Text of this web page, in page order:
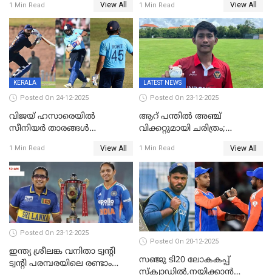
റൺസ് വിജയലക്ഷ്യമുയർത്തി
കേരളം
1 Min Read View All
മത്സരം ജയിച്ചാൽ ഇന്ത്യയ്ക്കു
പരമ്പര
1 Min Read View All
KERALA
Posted On 24-12-2025
വിജയ് ഹസാരെയിൽ
സീനിയർ താരങ്ങൾ
സച്ചിന്‍റെ റെക്കോഡ് മറികടന്ന്
കോഹ്‌ലി, രോഹിത്
വാർണർക്കൊപ്പം
1 Min Read View All
LATEST NEWS
Posted On 23-12-2025
ആറ് പന്തിൽ അഞ്ച്
വിക്കറ്റുമായി ചരിത്രം;
റെക്കോഡുമായി
ഇന്തോനേഷ്യൻ താരം
1 Min Read View All
Posted On 23-12-2025
ഇന്ത്യ ശ്രീലങ്ക വനിതാ ട്വന്റി
ട്വന്റി പരമ്പരയിലെ രണ്ടാം
Posted On 20-12-2025
സഞ്ജു ടി20 ലോകകപ്പ്
സ്‌ക്വാഡിൽ,നയിക്കാൻ